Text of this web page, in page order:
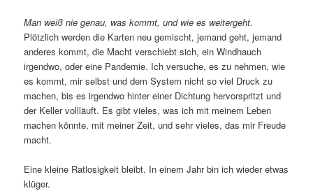
Man weiß nie genau, was kommt, und wie es weitergeht.
Plötzlich werden die Karten neu gemischt, jemand geht, jemand
anderes kommt, die Macht verschiebt sich, ein Windhauch
irgendwo, oder eine Pandemie. Ich versuche, es zu nehmen, wie
es kommt, mir selbst und dem System nicht so viel Druck zu
machen, bis es irgendwo hinter einer Dichtung hervorspritzt und
der Keller vollläuft. Es gibt vieles, was ich mit meinem Leben
machen könnte, mit meiner Zeit, und sehr vieles, das mir Freude
macht.
Eine kleine Ratlosigkeit bleibt. In einem Jahr bin ich wieder etwas
klüger.